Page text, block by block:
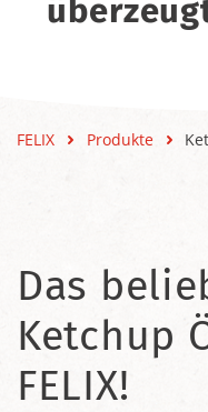
FELIX Produkte
Das
Ketchup
FELIX!